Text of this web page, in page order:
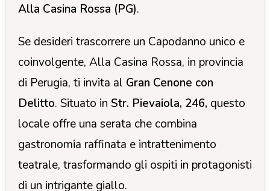
Alla Casina Rossa (PG).
Se desideri trascorrere un Capodanno unico e
coinvolgente, Alla Casina Rossa, in provincia
di Perugia, ti invita al Gran Cenone con
Delitto. Situato in Str. Pievaiola, 246, questo
locale offre una serata che combina
gastronomia raffinata e intrattenimento
teatrale, trasformando gli ospiti in protagonisti
di un intrigante giallo.